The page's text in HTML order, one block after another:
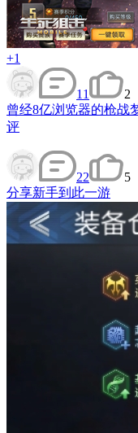
+1
11
2
曾经8亿浏览器的枪战
评
22
5
分享新手到此一游